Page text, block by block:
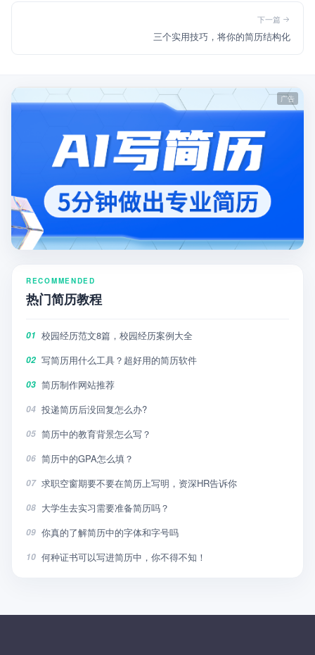
下一篇
三个实用技巧，将你的简历结构化
RECOMMENDED
热门简历教程
01 校园经历范文8篇，校园经历案例大全
02 写简历用什么工具？超好用的简历软件
03 简历制作网站推荐
04 投递简历后没回复怎么办?
05 简历中的教育背景怎么写？
06 简历中的GPA怎么填？
07 求职空窗期要不要在简历上写明，资深HR告诉你
08 大学生去实习需要准备简历吗？
09 你真的了解简历中的字体和字号吗
10 何种证书可以写进简历中，你不得不知！